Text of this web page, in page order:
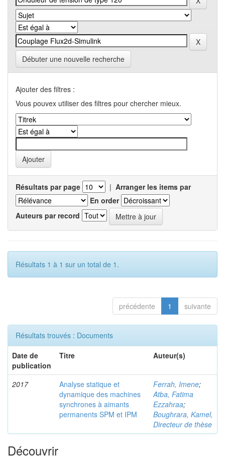
Débuter une nouvelle recherche
Ajouter des filtres :
Vous pouvex utiliser des filtres pour chercher mieux.
Résultats par page | Arranger les items par
En order
Auteurs par record
Résultats 1 à 1 sur un total de 1.
précédente 1 suivante
Résultats trouvés : Documents
Date de
publication
Titre Auteur(s)
2017
Analyse statique et
dynamique des machines
synchrones à aimants
permanents SPM et IPM
Ferrah, Imene;
Atba, Fatima
Ezzahraa;
Boughrara, Kamel,
Directeur de thèse
Découvrir